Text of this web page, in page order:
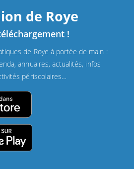
de Roye
!
de Roye à portée de main :
annuaires, actualités, infos
périscolaires…